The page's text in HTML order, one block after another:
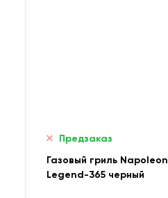
Предзаказ
Газовый гриль Napoleon
Legend-365 черный